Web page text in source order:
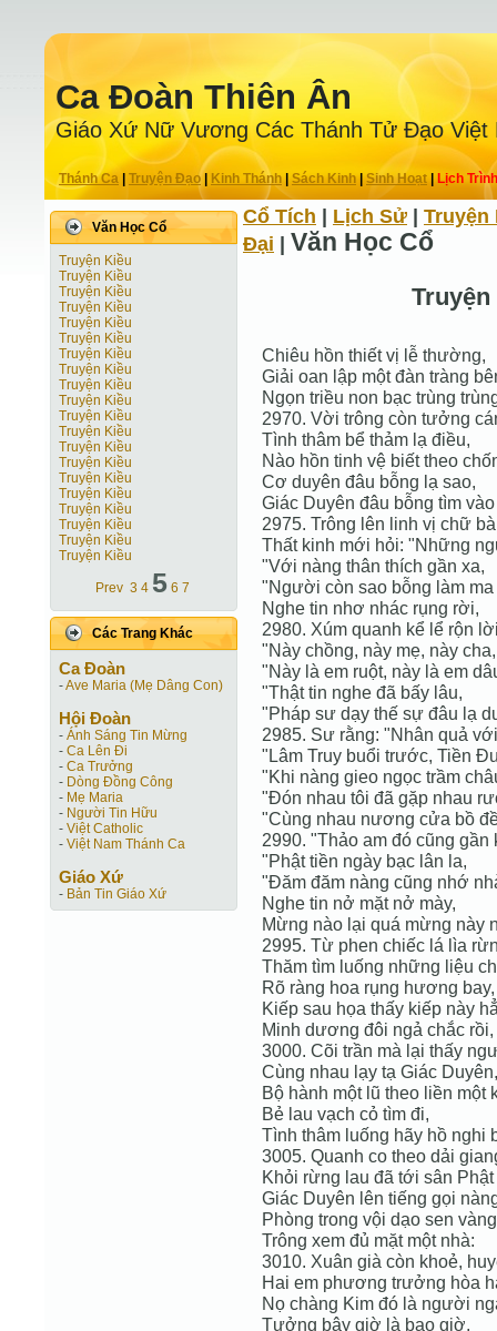
Ca Ðoàn Thiên Ân
Giáo Xứ Nữ Vương Các Thánh Tử Ðạo Việt
Thánh Ca Truyện Ðạo| Kinh Thánh Sách Kinh|Sinh Hoạt| Lịch Trình
Văn Học Cổ
Truyện Kiều
Truyện Kiều
Truyện Kiều
Truyện Kiều
Truyện Kiều
Truyện Kiều
Truyện Kiều
Truyện Kiều
Truyện Kiều
Truyện Kiều
Truyện Kiều
Truyện Kiều
Truyện Kiều
Truyện Kiều
Truyện Kiều
Truyện Kiều
Truyện Kiều
Truyện Kiều
Truyện Kiều
Truyện Kiều
Prev 3 4 5 6 7
Các Trang Khác
Ca Ðoàn
-Ave Maria (Mẹ Dâng Con)
Hội Ðoàn
- Ánh Sáng Tin Mừng
- Ca Lên Đi
- Ca Trưởng
- Dòng Đồng Công
- Mẹ Maria
- Người Tin Hữu
- Việt Catholic
- Việt Nam Thánh Ca
Giáo Xứ
- Bản Tin Giáo Xứ
Cổ Tích Lịch Sử
Truyện
Ðại
Văn Học Cổ
Truyện
Chiêu hồn thiết vị lễ thường,
Giải oan lập một đàn tràng
Ngọn triều non bạc trùng
2970. Vời trông còn tưởng
Tình thâm bể thảm lạ điều,
Nào hồn tinh vệ biết theo
Cơ duyên đâu bỗng lạ sao,
Giác Duyên đâu bỗng tìm
2975. Trông lên linh vị chữ
Thất kinh mới hỏi: "Những
"Với nàng thân thích gần xa,
"Người còn sao bỗng làm
Nghe tin nhơ nhác rụng rời,
2980. Xúm quanh kể lể rộn
"Này chồng, này mẹ, này cha,
"Này là em ruột, này là em
"Thật tin nghe đã bấy lâu,
"Pháp sư dạy thế sự đâu lạ
2985. Sư rằng: "Nhân quả
"Lâm Truy buổi trước, Tiền
"Khi nàng gieo ngọc trầm
"Đón nhau tôi đã gặp nhau
"Cùng nhau nương cửa bồ
2990. "Thảo am đó cũng gần
"Phật tiền ngày bạc lân la,
"Đăm đăm nàng cũng nhớ
Nghe tin nở mặt nở mày,
Mừng nào lại quá mừng này
2995. Từ phen chiếc lá lìa
Thăm tìm luống những liệu
Rõ ràng hoa rụng hương bay,
Kiếp sau họa thấy kiếp này
Minh dương đôi ngả chắc rồi,
3000. Cõi trần mà lại thấy
Cùng nhau lạy tạ Giác Duyên,
Bộ hành một lũ theo liền một
Bẻ lau vạch cỏ tìm đi,
Tình thâm luống hãy hồ nghi
3005. Quanh co theo dải
Khỏi rừng lau đã tới sân
Giác Duyên lên tiếng gọi
Phòng trong vội dạo sen
Trông xem đủ mặt một nhà:
3010. Xuân già còn khoẻ,
Hai em phương trưởng hòa
Nọ chàng Kim đó là người
Tưởng bây giờ là bao giờ,